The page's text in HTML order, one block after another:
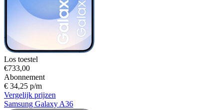
Los toestel
€733,00
Abonnement
€ 34,25 p/m
Vergelijk prijzen
Samsung Galaxy A36